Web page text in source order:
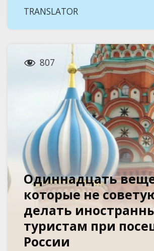
TRANSLATOR
 807
Одиннадцать
которые не
делать
туристам при
России